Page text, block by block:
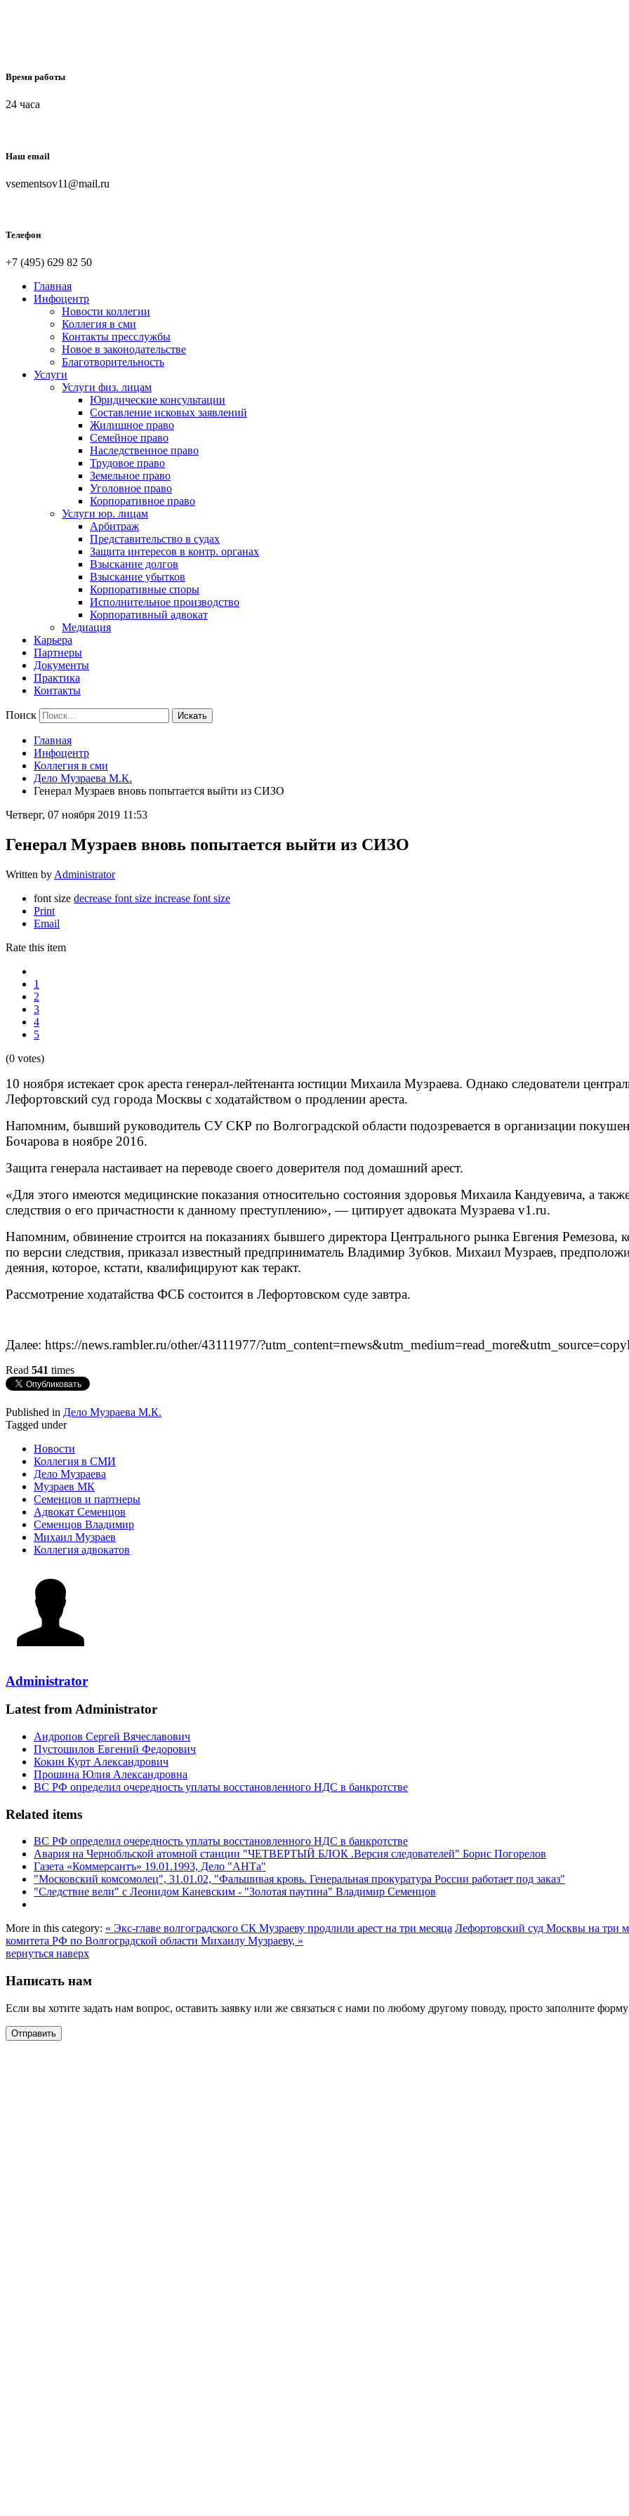
Время работы
24 часа
Наш email
vsementsov11@mail.ru
Телефон
+7 (495) 629 82 50
Главная
Инфоцентр
Новости коллегии
Коллегия в сми
Контакты пресслужбы
Новое в законодательстве
Благотворительность
Услуги
Услуги физ. лицам
Юридические консультации
Составление исковых заявлений
Жилищное право
Семейное право
Наследственное право
Трудовое право
Земельное право
Уголовное право
Корпоративное право
Услуги юр. лицам
Арбитраж
Представительство в судах
Защита интересов в контр. органах
Взыскание долгов
Взыскание убытков
Корпоративные споры
Исполнительное производство
Корпоративный адвокат
Медиация
Карьера
Партнеры
Документы
Практика
Контакты
Поиск Искать
Главная
Инфоцентр
Коллегия в сми
Дело Музраева М.К.
Генерал Музраев вновь попытается выйти из СИЗО
Четверг, 07 ноября 2019 11:53
Генерал Музраев вновь попытается выйти из СИЗО
Written by Administrator
font size decrease font size increase font size
Print
Email
Rate this item
1
2
3
4
5
(0 votes)
10 ноября истекает срок ареста генерал-лейтенанта юстиции Михаила Музраева. Однако следователи
Лефортовский суд города Москвы с ходатайством о продлении ареста.
Напомним, бывший руководитель СУ СКР по Волгоградской области подозревается в организации
Бочарова в ноябре 2016.
Защита генерала настаивает на переводе своего доверителя под домашний арест.
«Для этого имеются медицинские показания относительно состояния здоровья Михаила Кандуевича, а
следствия о его причастности к данному преступлению», — цитирует адвоката Музраева v1.ru.
Напомним, обвинение строится на показаниях бывшего директора Центрального рынка Евгения Ремезова,
по версии следствия, приказал известный предприниматель Владимир Зубков. Михаил Музраев,
деяния, которое, кстати, квалифицируют как теракт.
Рассмотрение ходатайства ФСБ состоится в Лефортовском суде завтра.
Далее: https://news.rambler.ru/other/43111977/
Read 541 times
Published in Дело Музраева М.К.
Tagged under
Новости
Коллегия в СМИ
Дело Музраева
Музраев МК
Семенцов и партнеры
Адвокат Семенцов
Семенцов Владимир
Михаил Музраев
Коллегия адвокатов
Administrator
Latest from Administrator
Андропов Сергей Вячеславович
Пустошилов Евгений Федорович
Кокин Курт Александрович
Прошина Юлия Александровна
ВС РФ определил очередность уплаты восстановленного НДС в банкротстве
Related items
ВС РФ определил очередность уплаты восстановленного НДС в банкротстве
Авария на Чернобльской атомной станции "ЧЕТВЕРТЫЙ БЛОК .Версия следователей" Борис Погорелов
Газета «Коммерсантъ» 19.01.1993, Дело "АНТа"
"Московский комсомолец", 31.01.02, "Фальшивая кровь. Генеральная прокуратура России работает под заказ"
"Следствие вели" с Леонидом Каневским - "Золотая паутина" Владимир Семенцов
More in this category: « Экс-главе волгоградского СК Музраеву продлили арест на три месяца Лефортовский суд Москвы на три
комитета РФ по Волгоградской области Михаилу Музраеву, »
вернуться наверх
Написать нам
Если вы хотите задать нам вопрос, оставить заявку или же связаться с нами по любому другому поводу, просто заполните